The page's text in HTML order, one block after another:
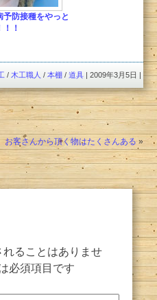
予防接種をやっと
！！
/ 木工職人 / 本棚 / 道具 | 2009年3月5日 |
お客さんから頂く物はたくさんある»
れることはありませ
必須項目です